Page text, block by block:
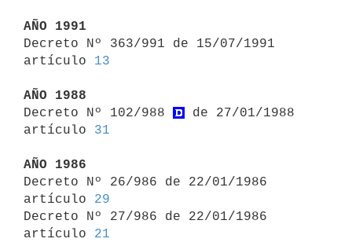
AÑO 1991
Decreto Nº 363/991 de 15/07/1991
artículo 13
AÑO 1988
Decreto Nº 102/988
de 27/01/1988
artículo 31
AÑO 1986
Decreto Nº 26/986 de 22/01/1986
artículo 29
Decreto Nº 27/986 de 22/01/1986
artículo 21